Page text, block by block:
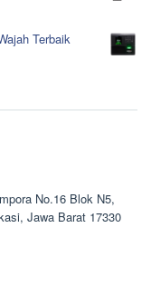
Terbaik
No.16 Blok N5,
Jawa Barat 17330